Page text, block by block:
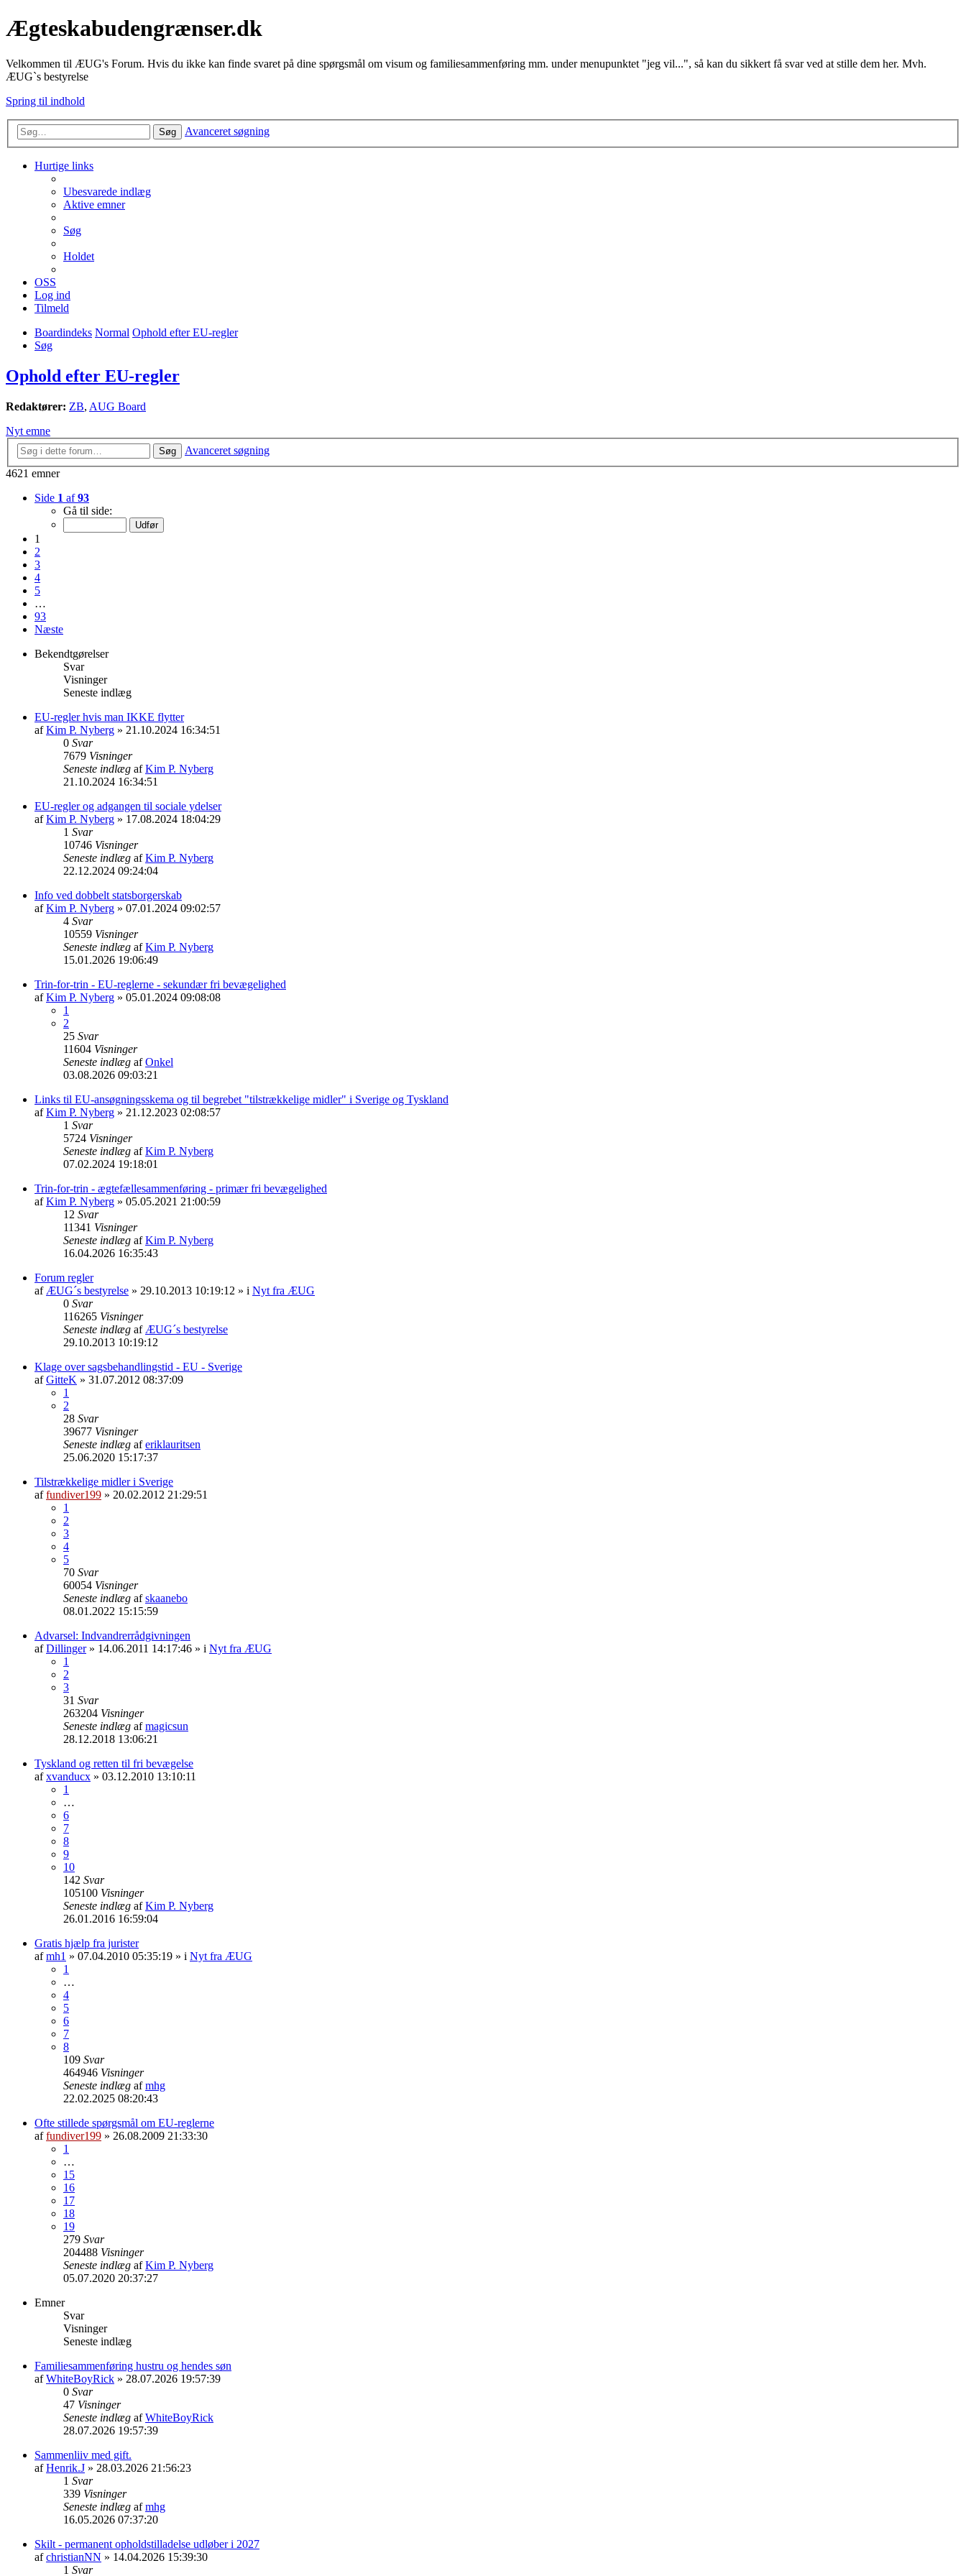
Ægteskabudengrænser.dk
Velkommen til ÆUG's Forum. Hvis du ikke kan finde svaret på dine spørgsmål om visum og familiesammenføring mm. under menupunktet "jeg vil...", så kan du sikkert få svar ved at stille dem her. Mvh.
ÆUG`s bestyrelse
Spring til indhold
Søg Avanceret søgning
Hurtige links
Ubesvarede indlæg
Aktive emner
Søg
Holdet
OSS
Log ind
Tilmeld
Boardindeks Normal Ophold efter EU-regler
Søg
Ophold efter EU-regler
Redaktører: ZB, AUG Board
Nyt emne
Søg
Avanceret søgning
4621 emner
Side 1 af93
Gå til side:
1
2
3
4
5
…
93
Næste
Bekendtgørelser
Svar
Visninger
Seneste indlæg
EU-regler hvis man IKKE flytter
afKim P. Nyberg » 21.10.2024 16:34:51
0 Svar
7679 Visninger
Seneste indlæg afKim P. Nyberg
21.10.2024 16:34:51
EU-regler og adgangen til sociale ydelser
afKim P. Nyberg » 17.08.2024 18:04:29
1 Svar
10746 Visninger
Seneste indlæg afKim P. Nyberg
22.12.2024 09:24:04
Info ved dobbelt statsborgerskab
afKim P. Nyberg » 07.01.2024 09:02:57
4 Svar
10559 Visninger
Seneste indlæg afKim P. Nyberg
15.01.2026 19:06:49
Trin-for-trin - EU-reglerne - sekundær fri bevægelighed
afKim P. Nyberg » 05.01.2024 09:08:08
1
2
25 Svar
11604 Visninger
Seneste indlæg afOnkel
03.08.2026 09:03:21
Links til EU-ansøgningsskema og til begrebet "tilstrækkelige midler" i Sverige og Tyskland
afKim P. Nyberg » 21.12.2023 02:08:57
1 Svar
5724 Visninger
Seneste indlæg afKim P. Nyberg
07.02.2024 19:18:01
Trin-for-trin - ægtefællesammenføring - primær fri bevægelighed
afKim P. Nyberg » 05.05.2021 21:00:59
12 Svar
11341 Visninger
Seneste indlæg afKim P. Nyberg
16.04.2026 16:35:43
Forum regler
af ÆUG´s bestyrelse » 29.10.2013 10:19:12 » i Nyt fra ÆUG
0 Svar
116265 Visninger
Seneste indlæg af ÆUG´s bestyrelse
29.10.2013 10:19:12
Klage over sagsbehandlingstid - EU - Sverige
afGitteK » 31.07.2012 08:37:09
1
2
28 Svar
39677 Visninger
Seneste indlæg aferiklauritsen
25.06.2020 15:17:37
Tilstrækkelige midler i Sverige
affundiver199 » 20.02.2012 21:29:51
1
2
3
4
5
70 Svar
60054 Visninger
Seneste indlæg afskaanebo
08.01.2022 15:15:59
Advarsel: Indvandrerrådgivningen
afDillinger» 14.06.2011 14:17:46 » i Nyt fra ÆUG
1
2
3
31 Svar
263204 Visninger
Seneste indlæg afmagicsun
28.12.2018 13:06:21
Tyskland og retten til fri bevægelse
afxvanducx » 03.12.2010 13:10:11
1
…
6
7
8
9
10
142 Svar
105100 Visninger
Seneste indlæg afKim P. Nyberg
26.01.2016 16:59:04
Gratis hjælp fra jurister
afmh1 » 07.04.2010 05:35:19 » i Nyt fra ÆUG
1
…
4
5
6
7
8
109 Svar
464946 Visninger
Seneste indlæg afmhg
22.02.2025 08:20:43
Ofte stillede spørgsmål om EU-reglerne
affundiver199 » 26.08.2009 21:33:30
1
…
15
16
17
18
19
279 Svar
204488 Visninger
Seneste indlæg afKim P. Nyberg
05.07.2020 20:37:27
Emner
Svar
Visninger
Seneste indlæg
Familiesammenføring hustru og hendes søn
afWhiteBoyRick » 28.07.2026 19:57:39
0 Svar
47 Visninger
Seneste indlæg afWhiteBoyRick
28.07.2026 19:57:39
Sammenliiv med gift.
afHenrik.J » 28.03.2026 21:56:23
1 Svar
339 Visninger
Seneste indlæg afmhg
16.05.2026 07:37:20
Skilt - permanent opholdstilladelse udløber i 2027
afchristianNN » 14.04.2026 15:39:30
1 Svar